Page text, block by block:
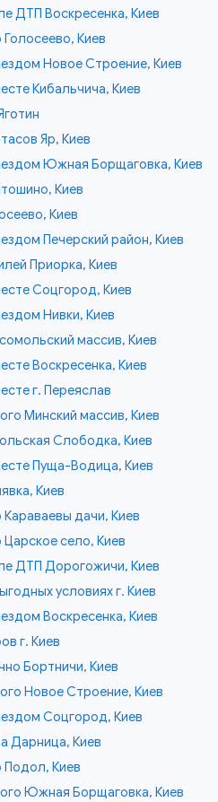
ДТП Воскресенка, Киев
Киев
Новое Строение, Киев
Кибальчича, Киев
Яр, Киев
Южная Борщаговка, Киев
Киев
Киев
Печерский район, Киев
Приорка, Киев
Соцгород, Киев
Нивки, Киев
массив, Киев
Воскресенка, Киев
г. Переяслав
Минский массив, Киев
Слободка, Киев
Пуща-Водица, Киев
Киев
дачи, Киев
село, Киев
ДТП Дорогожичи, Киев
условиях г. Киев
Воскресенка, Киев
г. Киев
Бортничи, Киев
Новое Строение, Киев
Соцгород, Киев
Дарница, Киев
Подол, Киев
Южная Борщаговка, Киев